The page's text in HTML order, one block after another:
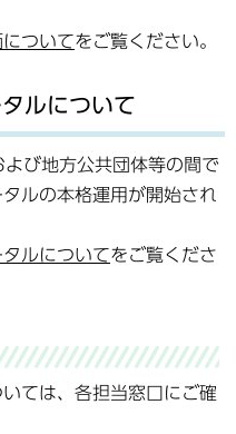
ついてをご覧ください。
ルについて
よび地方公共団体等の間で
ルの本格運用が開始され
ルについてをご覧くださ
ては、各担当窓口にご確